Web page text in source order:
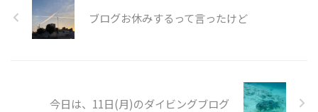
ブログお休みするって言ったけど
今日は、11日(月)のダイビングブログ